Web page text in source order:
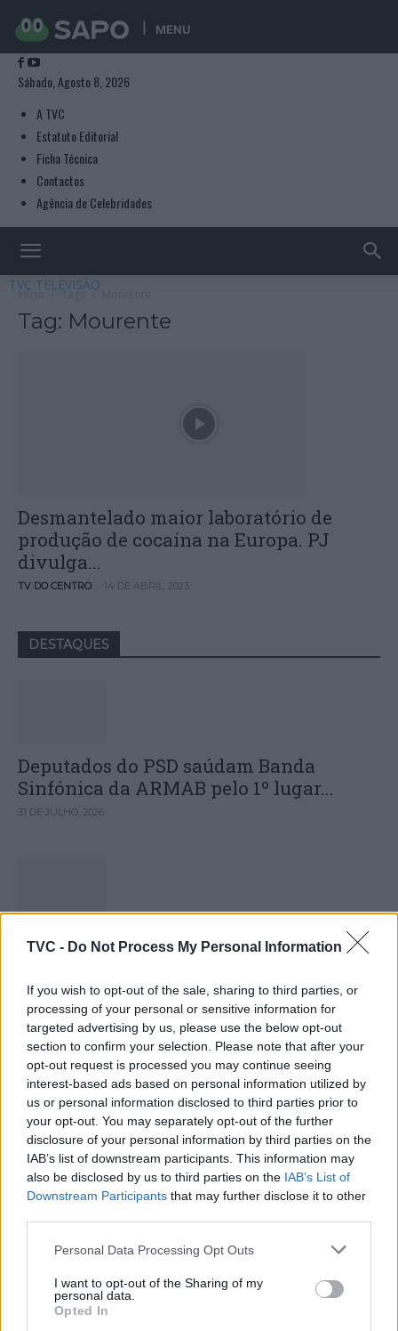
TVC - Do Not Process My Personal Information
If you wish to opt-out of the sale, sharing to third parties, or
processing of your personal or sensitive information for
targeted advertising by us, please use the below opt-out
section to confirm your selection. Please note that after your
opt-out request is processed you may continue seeing
interest-based ads based on personal information utilized by
us or personal information disclosed to third parties prior to
your opt-out. You may separately opt-out of the further
disclosure of your personal information by third parties on the
IAB’s list of downstream participants. This information may
also be disclosed by us to third parties on the IAB’s List of
Downstream Participants that may further disclose it to other
Personal Data Processing Opt Outs
I want to opt-out of the Sharing of my
personal data.
Opted In
MENU
Sábado, Agosto 8, 2026
A TVC
Estatuto Editorial
Ficha Técnica
Contactos
Agência de Celebridades
TVC TELEVISÃO
Início Tags
Tag: Mourente
Desmantelado maior laboratório de
produção de cocaína na Europa. PJ
divulga...
TV DO CENTRO 14 DE ABRIL, 2023
DESTAQUES
Deputados do PSD saúdam Banda
Sinfónica da ARMAB pelo 1º lugar...
31 DE JULHO, 2026
Capacita Jovem de Poiares aproxima
31 DE JULHO, 2026
Colheita de sangue regressa ao Hospital
Sousa Martins durante o mês...
30 DE JULHO, 2026
ULS da Guarda assinala o Dia Mundial
do Cancro do Pulmão...